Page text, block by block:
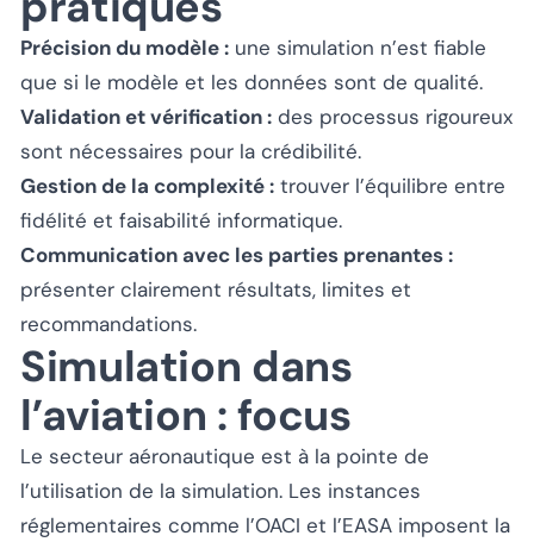
Précision du modèle : une simulation n’est fiable
que si le modèle et les données sont de qualité.
Validation et vérification : des processus rigoureux
sont nécessaires pour la crédibilité.
Gestion de la complexité : trouver l’équilibre entre
fidélité et faisabilité informatique.
Communication avec les parties prenantes :
présenter clairement résultats, limites et
recommandations.
Simulation dans
l’aviation : focus
Le secteur aéronautique est à la pointe de
l’utilisation de la simulation. Les instances
réglementaires comme l’OACI et l’EASA imposent la